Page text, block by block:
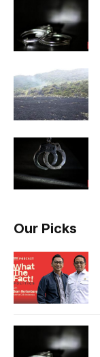
Our Picks